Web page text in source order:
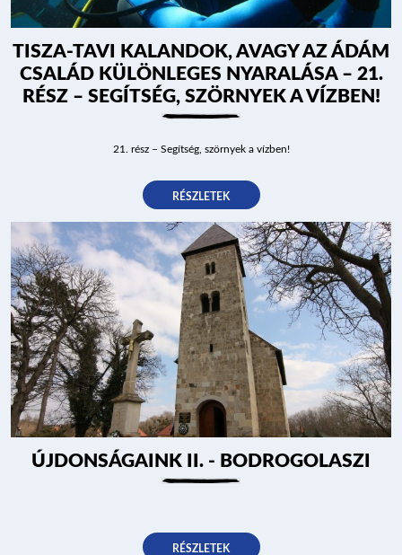
TISZA-TAVI KALANDOK, AVAGY AZ ÁDÁM
CSALÁD KÜLÖNLEGES NYARALÁSA – 21.
RÉSZ – SEGÍTSÉG, SZÖRNYEK A VÍZBEN!
21. rész – Segítség, szörnyek a vízben!
RÉSZLETEK
ÚJDONSÁGAINK II. - BODROGOLASZI
RÉSZLETEK